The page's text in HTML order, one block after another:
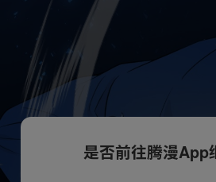
是否前往腾漫App